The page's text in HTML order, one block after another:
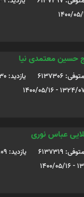
حسین معتمدی نیا
6137306
یازدید: 330
1324/07/01 -
عباس نوری
6137319
یازدید: 109
1333